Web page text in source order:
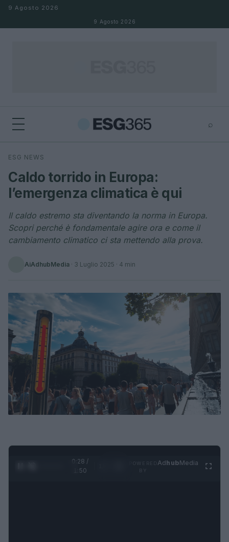
Salta al contenuto
9 Agosto 2026
9 Agosto 2026
⌕
Cerca
ESG NEWS
Caldo torrido in Europa:
l’emergenza climatica è qui
Il caldo estremo sta diventando la norma in Europa.
Scopri perché è fondamentale agire ora e come il
cambiamento climatico ci sta mettendo alla prova.
AiAdhubMedia · 3 Luglio 2025 · 4 min
0:29 /
1:50
AdhubMedia